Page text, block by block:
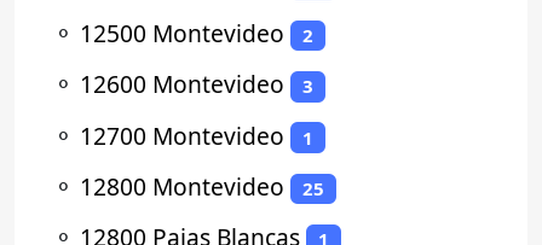
⚬ 12500 Montevideo 2
⚬ 12600 Montevideo 3
⚬ 12700 Montevideo 1
⚬ 12800 Montevideo 25
⚬ 12800 Pajas Blancas 1